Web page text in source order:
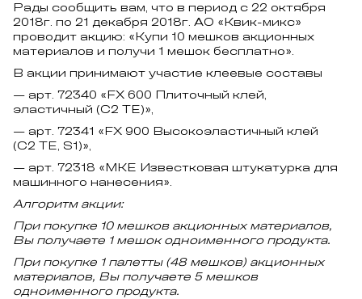
Рады сообщить вам, что в период с 22 октября
2018г. по 21 декабря 2018г. АО «Квик-микс»
проводит акцию: «Купи 10 мешков акционных
материалов и получи 1 мешок бесплатно».
В акции принимают участие клеевые составы
— арт. 72340 «FX 600 Плиточный клей,
эластичный (С2 ТЕ)»,
— арт. 72341 «FX 900 Высокоэластичный клей
(С2 ТЕ, S1)»,
— арт. 72318 «МКЕ Известковая штукатурка для
машинного нанесения».
Алгоритм акции:
При покупке 10 мешков акционных материалов,
Вы получаете 1 мешок одноименного продукта.
При покупке 1 палетты (48 мешков) акционных
материалов, Вы получаете 5 мешков
одноименного продукта.